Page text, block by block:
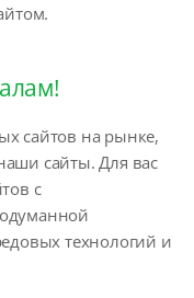
сайтов на рынке,
сайты. Для вас
с
технологий и